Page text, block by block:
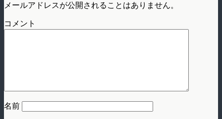
メールアドレスが公開されることはありません。
コメント
名前